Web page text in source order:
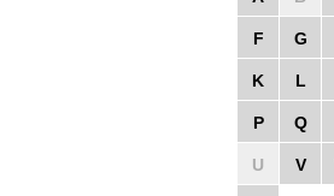
F G
K L
P Q
U V